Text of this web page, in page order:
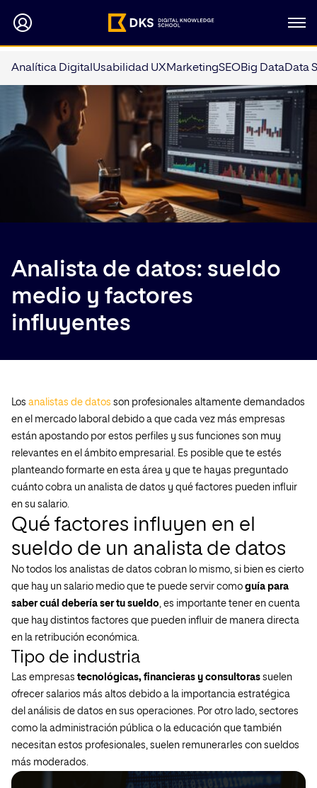
Analítica Digital Usabilidad UXMarketingSEOBig DataData
Analista de datos: sueldo
medio y factores
influyentes
Los analistas de datos son profesionales altamente demandados
en el mercado laboral debido a que cada vez más empresas
están apostando por estos perfiles y sus funciones son muy
relevantes en el ámbito empresarial. Es posible que te estés
planteando formarte en esta área y que te hayas preguntado
cuánto cobra un analista de datos y qué factores pueden influir
en su salario.
Qué factores influyen en el
sueldo de un analista de datos
No todos los analistas de datos cobran lo mismo, si bien es cierto
que hay un salario medio que te puede servir como guía para
saber cuál debería ser tu sueldo, es importante tener en cuenta
que hay distintos factores que pueden influir de manera directa
en la retribución económica.
Tipo de industria
Las empresas tecnológicas, financieras y consultoras suelen
ofrecer salarios más altos debido a la importancia estratégica
del análisis de datos en sus operaciones. Por otro lado, sectores
como la administración pública o la educación que también
necesitan estos profesionales, suelen remunerarles con sueldos
más moderados.